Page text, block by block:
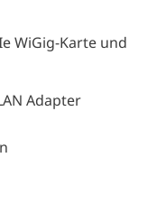
WiGig-Karte und
Adapter